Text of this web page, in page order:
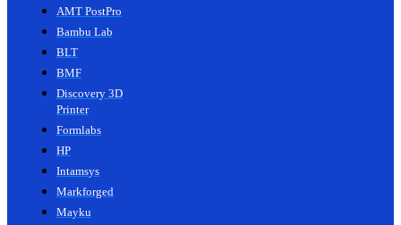
AMT PostPro
Bambu Lab
BLT
BMF
Discovery 3D
Printer
Formlabs
HP
Intamsys
Markforged
Mayku